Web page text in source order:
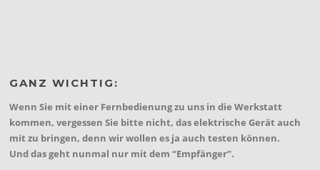
GANZ WICHTIG:
Wenn Sie mit einer Fernbedienung zu uns in die Werkstatt
kommen, vergessen Sie bitte nicht, das elektrische Gerät auch
mit zu bringen, denn wir wollen es ja auch testen können.
Und das geht nunmal nur mit dem “Empfänger”.